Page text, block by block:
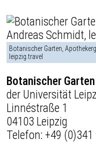
Botanischer Garten,
leipzig.travel
Botanischer
der Universität
Linnéstraße 1
04103 Leipzig
Telefon: +49